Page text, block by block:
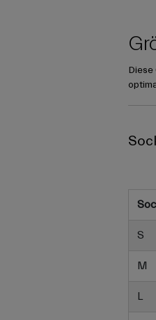
Diese
S
M
L